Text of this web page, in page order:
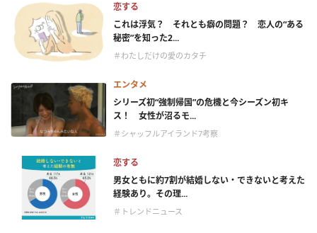
恋する
これは浮気？ それとも癖の問題？ 恋人の“ある
秘密”を知った2...
＃わたしだけの愛のカタチ
エンタメ
シリーズ初“強制帰国”の危機と今シーズン初キ
ス！ 女性が沼るモ...
＃シャッフルアイランド7考察
恋する
男女ともに約7割が結婚しない・できないと考えた
経験あり。その理...
＃トレンドニュース